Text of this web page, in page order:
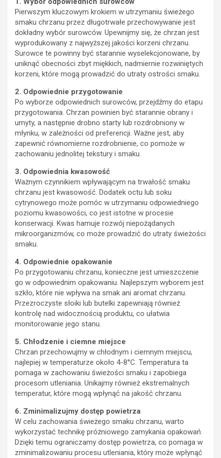
Pierwszym kluczowym krokiem w utrzymaniu świeżego
smaku chrzanu przez długotrwałe przechowywanie jest
dokładny wybór surowców. Upewnijmy się, że chrzan jest
wyprodukowany z najwyższej jakości korzeni chrzanu.
Surowce te powinny być starannie wyselekcjonowane, by
uniknąć obecności zbyt miękkich, nadmiernie rozwiniętych
korzeni, które mogą prowadzić do utraty ostrości smaku.
2. Odpowiednie przygotowanie
Po wyborze odpowiednich surowców, przejdźmy do etapu
przygotowania. Chrzan powinien być starannie obrany i
umyty, a następnie drobno starty lub rozdrobniony w
młynku, w zależności od preferencji. Ważne jest, aby
zapewnić równomierne rozdrobnienie, co pomoże w
zachowaniu jednolitej tekstury i smaku.
3. Odpowiednia kwasowość
Ważnym czynnikiem wpływającym na trwałość smaku
chrzanu jest kwasowość. Dodatek octu lub soku
cytrynowego może pomóc w utrzymaniu odpowiedniego
poziomu kwasowości, co jest istotne w procesie
konserwacji. Kwas hamuje rozwój niepożądanych
mikroorganizmów, co może prowadzić do utraty świeżości
smaku.
4. Odpowiednie opakowanie
Po przygotowaniu chrzanu, konieczne jest umieszczenie
go w odpowiednim opakowaniu. Najlepszym wyborem jest
szkło, które nie wpływa na smak ani aromat chrzanu.
Przezroczyste słoiki lub butelki zapewniają również
kontrolę nad widocznością produktu, co ułatwia
monitorowanie jego stanu.
5. Chłodzenie i ciemne miejsce
Chrzan przechowujmy w chłodnym i ciemnym miejscu,
najlepiej w temperaturze około 4-8°C. Temperatura ta
pomaga w zachowaniu świeżości smaku i zapobiega
procesom utleniania. Unikajmy również ekstremalnych
temperatur, które mogą wpłynąć na jakość chrzanu.
6. Zminimalizujmy dostęp powietrza
W celu zachowania świeżego smaku chrzanu, warto
wykorzystać technikę próżniowego zamykania opakowań.
Dzięki temu ograniczamy dostęp powietrza, co pomaga w
zminimalizowaniu procesu utleniania, który może wpłynąć